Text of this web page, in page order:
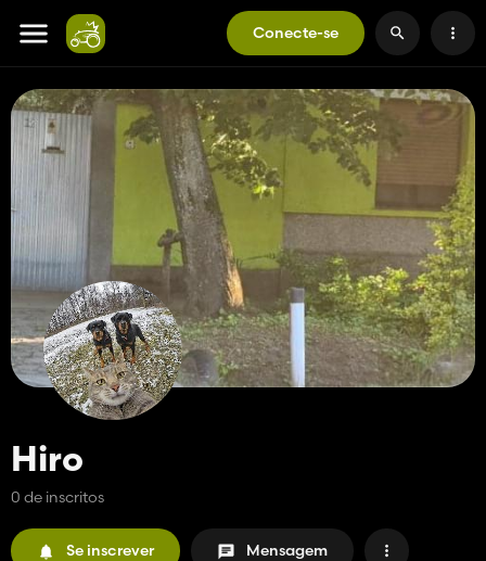
Conecte-se
Hiro
0 de inscritos
Se inscrever Mensagem